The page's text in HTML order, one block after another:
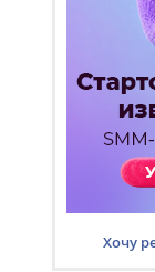
Хочу